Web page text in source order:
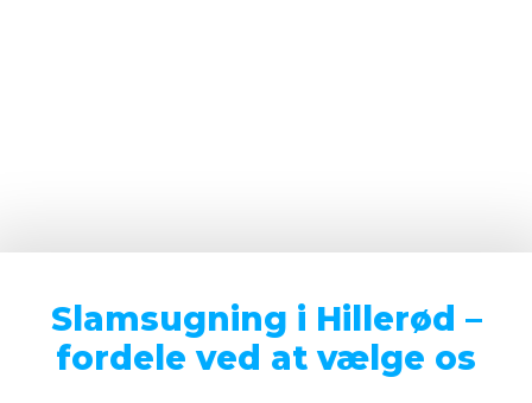
Slamsugning i Hillerød –
fordele ved at vælge os